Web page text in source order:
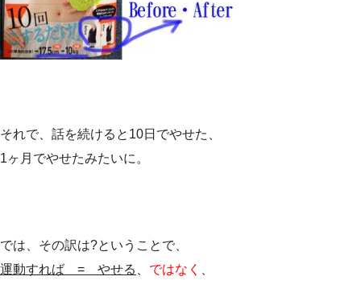
それで、話を続けると10日でやせた、
1ヶ月でやせたみたいに。
では、その訳は?ということで、
運動すれば = やせる
ではなく